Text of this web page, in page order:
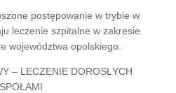
postępowanie w trybie w
leczenie szpitalne w zakresie
województwa opolskiego.
– LECZENIE DOROSŁYCH